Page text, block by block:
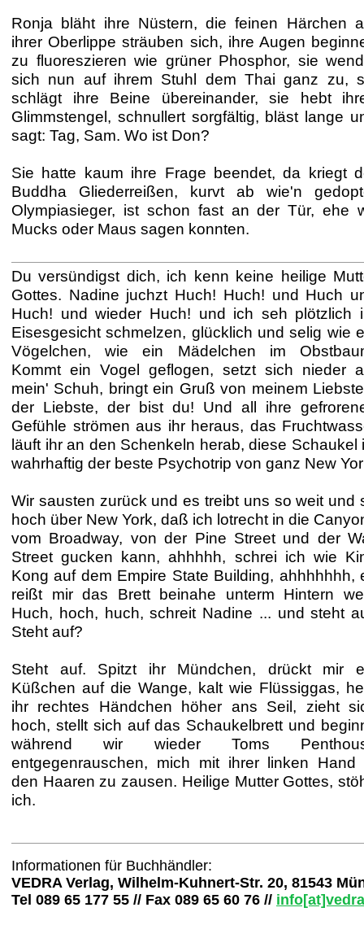
Ronja bläht ihre Nüstern, die feinen Härchen
ihrer Oberlippe sträuben sich, ihre Augen
zu fluoreszieren wie grüner Phosphor, sie
sich nun auf ihrem Stuhl dem Thai ganz zu,
schlägt ihre Beine übereinander, sie hebt
Glimmstengel, schnullert sorgfältig, bläst lange
sagt: Tag, Sam. Wo ist Don?
Sie hatte kaum ihre Frage beendet, da kriegt
Buddha Gliederreißen, kurvt ab wie'n
Olympiasieger, ist schon fast an der Tür, ehe
Mucks oder Maus sagen konnten.
Du versündigst dich, ich kenn keine heilige
Gottes. Nadine juchzt Huch! Huch! und Huch
Huch! und wieder Huch! und ich seh plötzlich
Eisesgesicht schmelzen, glücklich und selig wie
Vögelchen, wie ein Mädelchen im
Kommt ein Vogel geflogen, setzt sich nieder
mein' Schuh, bringt ein Gruß von meinem
der Liebste, der bist du! Und all ihre
Gefühle strömen aus ihr heraus, das
läuft ihr an den Schenkeln herab, diese Schaukel
wahrhaftig der beste Psychotrip von ganz New
Wir sausten zurück und es treibt uns so weit und
hoch über New York, daß ich lotrecht in die
vom Broadway, von der Pine Street und der
Street gucken kann, ahhhhh, schrei ich wie
Kong auf dem Empire State Building, ahhhhhhh,
reißt mir das Brett beinahe unterm Hintern
Huch, hoch, huch, schreit Nadine ... und steht
Steht auf?
Steht auf. Spitzt ihr Mündchen, drückt mir
Küßchen auf die Wange, kalt wie Flüssiggas,
ihr rechtes Händchen höher ans Seil, zieht
hoch, stellt sich auf das Schaukelbrett und
während wir wieder Toms
entgegenrauschen, mich mit ihrer linken Hand
den Haaren zu zausen. Heilige Mutter Gottes,
ich.
Informationen für Buchhändler:
VEDRA Verlag, Wilhelm-Kuhnert-Str. 20, 81543
Tel 089 65 177 55 // Fax 089 65 60 76 //